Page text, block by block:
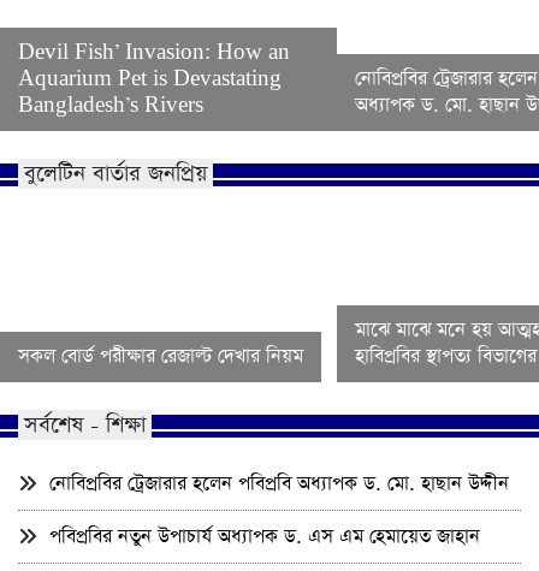
Devil Fish’ Invasion: How an
Aquarium Pet is Devastating
Bangladesh’s Rivers
নোবিপ্রবির ট্রেজারার
অধ্যাপক ড. মো. হাছান
বুলেটিন বার্তার জনপ্রিয়
সকল বোর্ড পরীক্ষার রেজাল্ট দেখার নিয়ম
মাঝে মাঝে মনে হয়
হাবিপ্রবির স্থাপত্য
সর্বশেষ - শিক্ষা
নোবিপ্রবির ট্রেজারার হলেন পবিপ্রবি অধ্যাপক ড. মো. হাছান উদ্দীন
পবিপ্রবির নতুন উপাচার্য অধ্যাপক ড. এস এম হেমায়েত জাহান